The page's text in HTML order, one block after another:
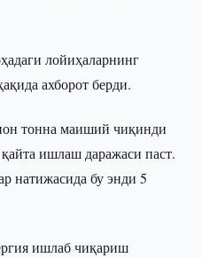
лойиҳаларнинг
ахборот берди.
тонна маиший чиқинди
ишлаш даражаси паст.
натижасида бу энди 5
ишлаб чиқариш